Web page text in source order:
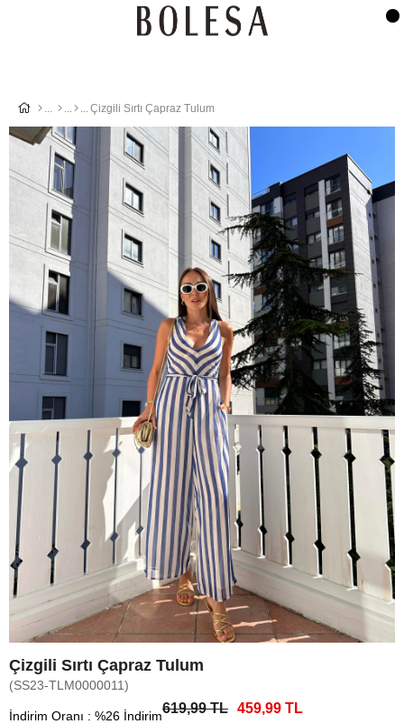
Çizgili Sırtı Çapraz Tulum
Çizgili Sırtı Çapraz Tulum
(SS23-TLM0000011)
İndirim Oranı : %26 İndirim619,99 TL 459,99 TL